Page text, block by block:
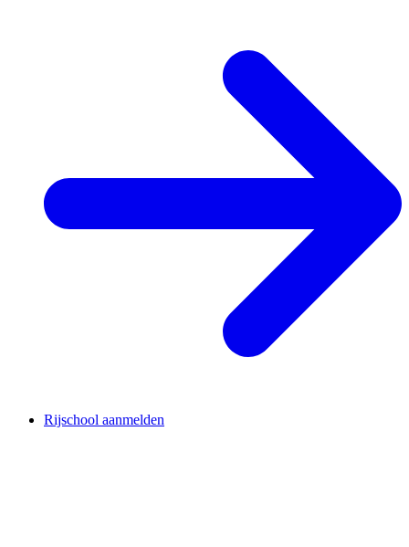
Rijschool aanmelden